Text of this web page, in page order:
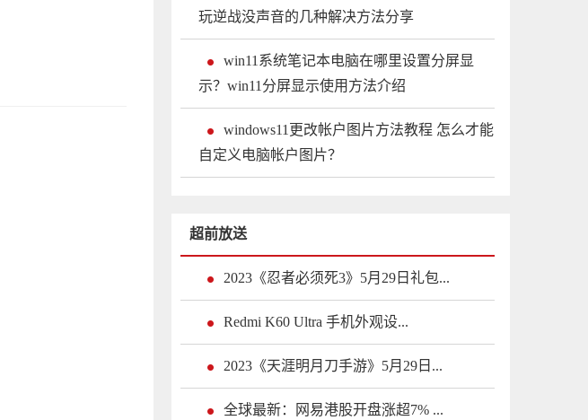
玩逆战没声音的几种解决方法分享
win11系统笔记本电脑在哪里设置分屏显
示？win11分屏显示使用方法介绍
windows11更改帐户图片方法教程 怎么才能
自定义电脑帐户图片？
超前放送
2023《忍者必须死3》5月29日礼包...
Redmi K60 Ultra 手机外观设...
2023《天涯明月刀手游》5月29日...
全球最新：网易港股开盘涨超7% ...